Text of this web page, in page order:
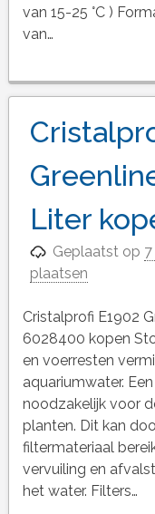
van 15-25 °C )
van…
Liter
Geplaatst op
plaatsen
Cristalprofi E1902
6028400 kopen
en voerresten
aquariumwater.
noodzakelijk voor
planten. Dit kan
filtermateriaal
vervuiling en
het water. Filters…